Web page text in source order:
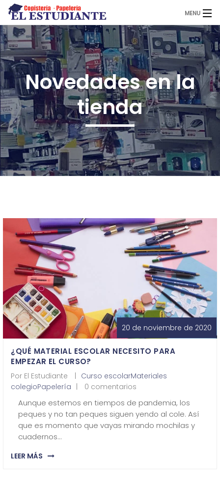
MENU
El Estudiante
Copistería
Papelería
Servicios
¿Quiénes Somos?
Contacto
0,00€
Novedades en la
tienda
20 de noviembre de 2020
¿QUÉ MATERIAL ESCOLAR NECESITO PARA
EMPEZAR EL CURSO?
Por El Estudiante Curso escolarMateriales
colegioPapelería 0 comentarios
Aunque estemos en tiempos de pandemia, los
peques y no tan peques siguen yendo al cole. Así
que es momento que vayas mirando mochilas y
cuadernos…
LEER MÁS